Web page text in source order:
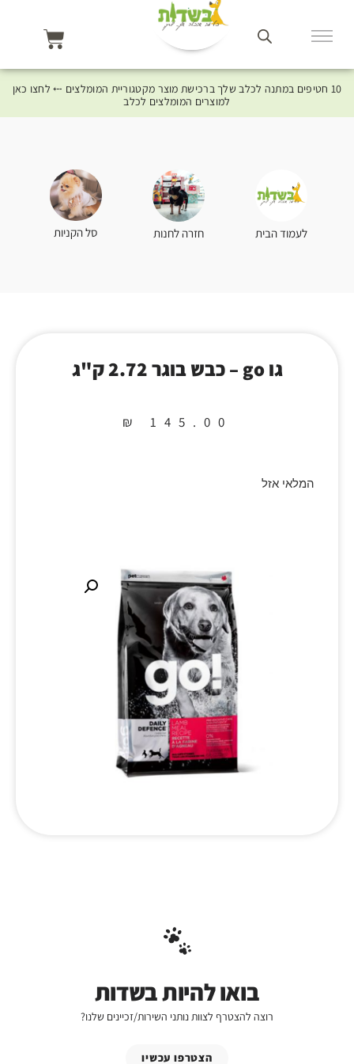
10 חטיפים במתנה לכלב שלך ברכישת מוצר מקטגוריית המומלצים ⤎ לחצו כאן
למוצרים המומלצים לכלב
לעמוד הבית חזרה לחנות סל הקניות
גו go – כבש בוגר 2.72 ק"ג
₪ 145.00
המלאי אזל
בואו להיות בשדות
רוצה להצטרף לצוות נותני השירות/זכיינים שלנו?
הצטרפו עכשיו